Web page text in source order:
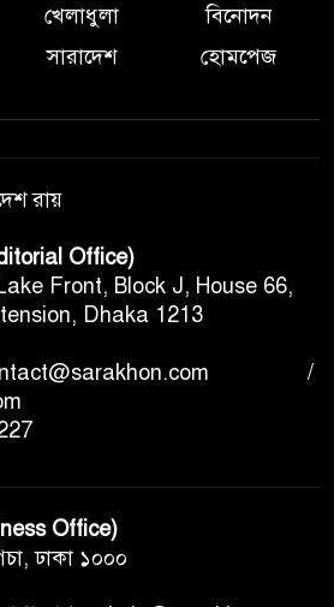
খেলাধুলা
বিনোদন
সারাদেশ হোমপেজ
রায়
Office)
Front, Block J, House 66,
Dhaka 1213
/
Office)
ঢাকা ১০০০